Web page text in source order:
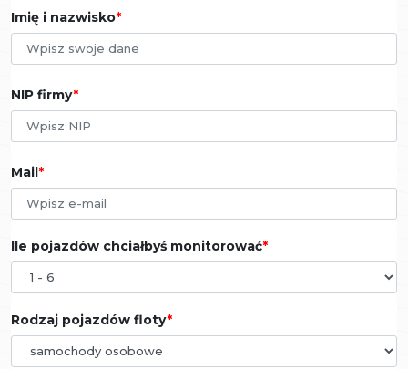
Imię i nazwisko
NIP firmy
Mail
Ile pojazdów chciałbyś monitorować
Rodzaj pojazdów floty